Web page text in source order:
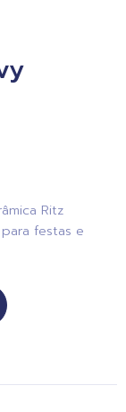
Ritz
festas e